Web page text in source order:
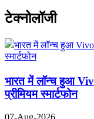
टेक्नोलॉजी
भारत में लॉन्च हुआ
प्रीमियम स्मार्टफोन
07-Aug-2026